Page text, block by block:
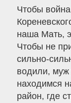
Чтобы
наша Мать,
Чтобы не
сильно-
водили,
находимся
район, где